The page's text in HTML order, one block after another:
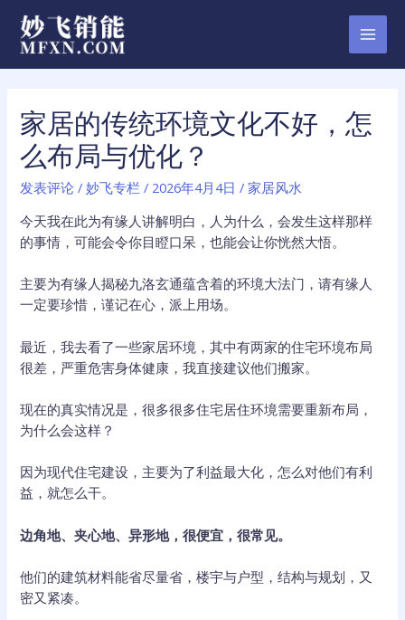
容
家居的传统环境文化不好，怎
么布局与优化？
发表评论 /妙飞专栏 / 2026年4月4日 /家居风水
今天我在此为有缘人讲解明白，人为什么，会发生这样那样
的事情，可能会令你目瞪口呆，也能会让你恍然大悟。
主要为有缘人揭秘九洛玄通蕴含着的环境大法门，请有缘人
一定要珍惜，谨记在心，派上用场。
最近，我去看了一些家居环境，其中有两家的住宅环境布局
很差，严重危害身体健康，我直接建议他们搬家。
现在的真实情况是，很多很多住宅居住环境需要重新布局，
为什么会这样？
因为现代住宅建设，主要为了利益最大化，怎么对他们有利
益，就怎么干。
边角地、夹心地、异形地，很便宜，很常见。
他们的建筑材料能省尽量省，楼宇与户型，结构与规划，又
密又紧凑。